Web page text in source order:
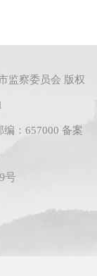
监察委员会 版权
：657000 备案
号